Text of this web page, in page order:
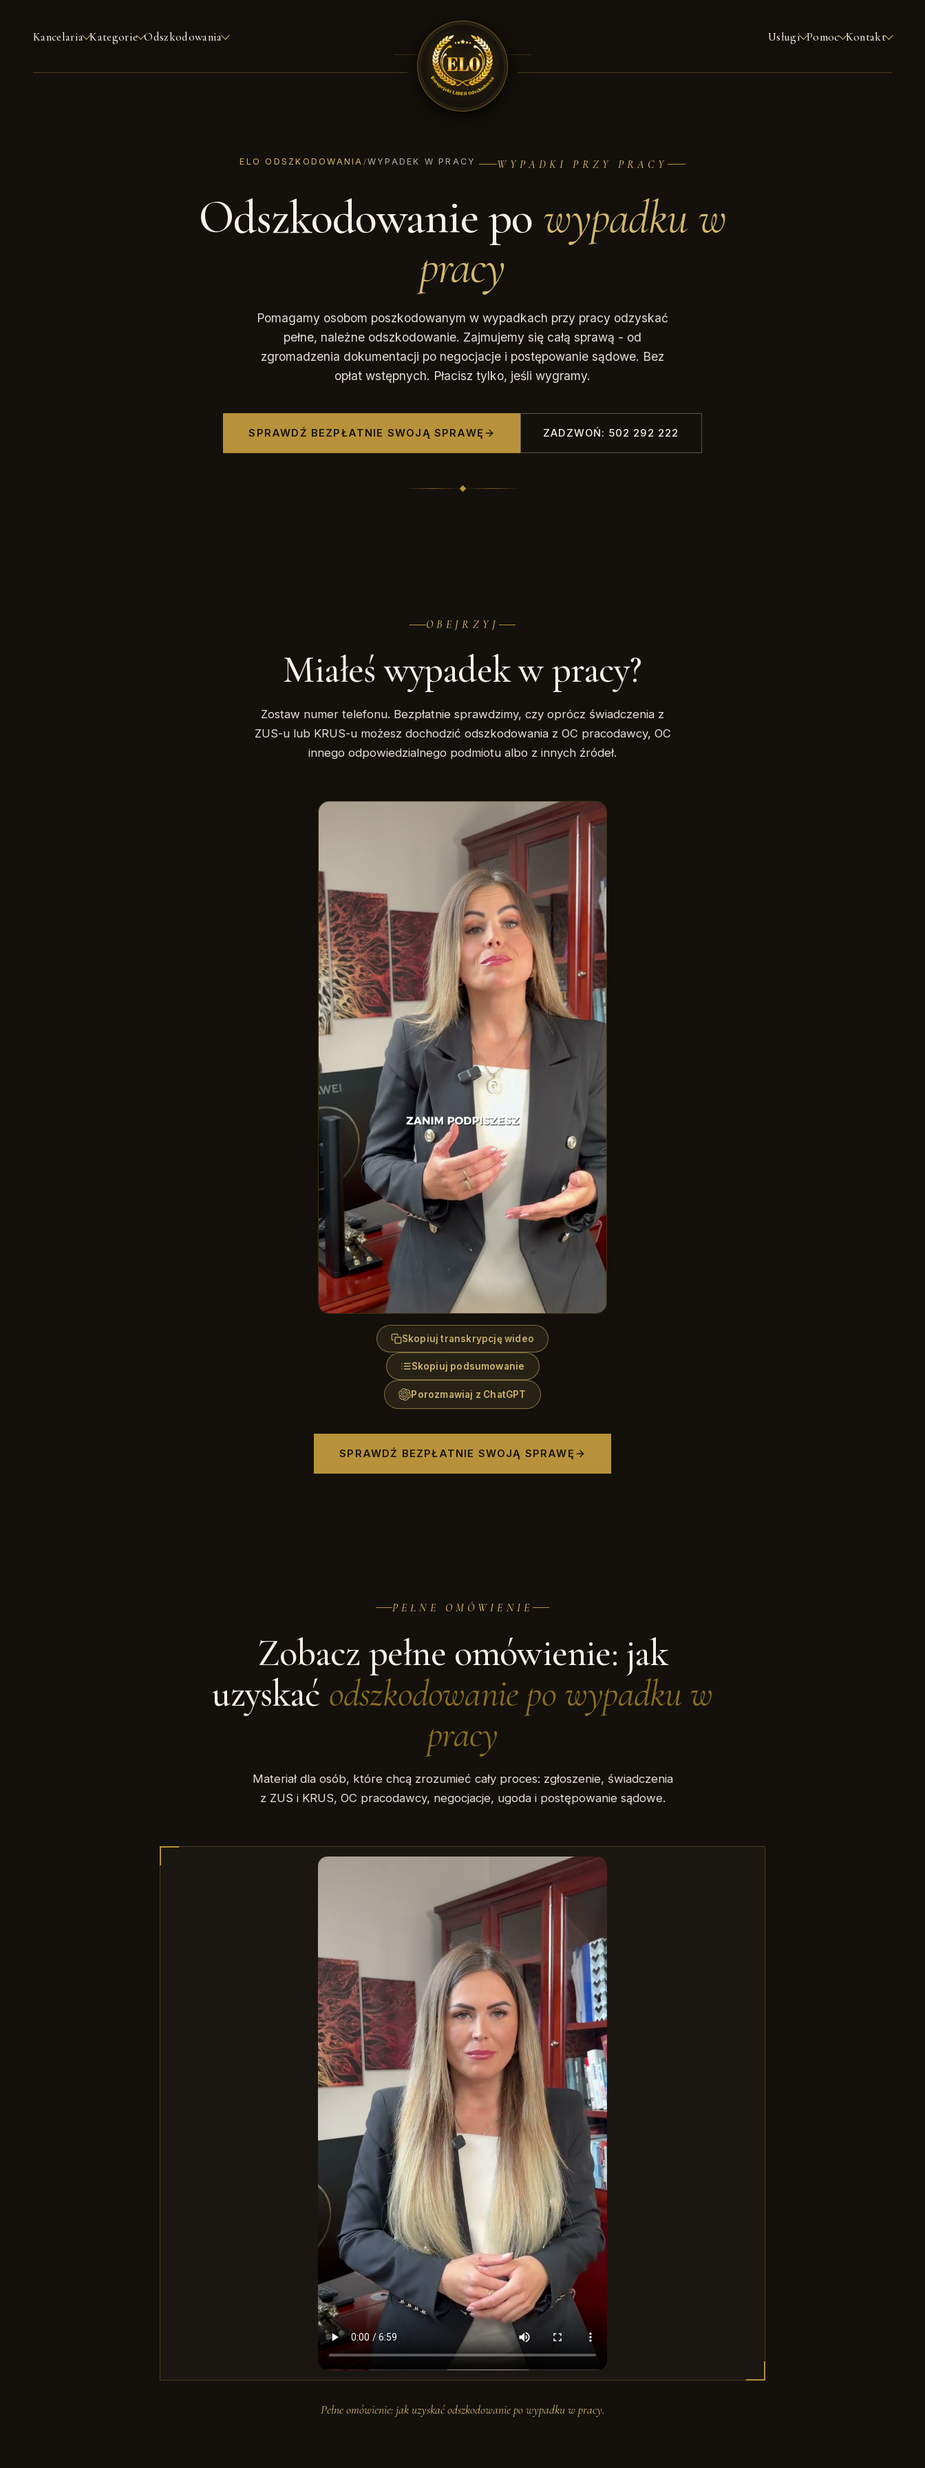
Kancelaria Kategorie Odszkodowania Usługi Pomoc Kontakt
ELO ODSZKODOWANIA /WYPADEK W PRACY WYPADKI PRZY PRACY
Odszkodowanie po wypadku w
pracy
Pomagamy osobom poszkodowanym w wypadkach przy pracy odzyskać
pełne, należne odszkodowanie. Zajmujemy się całą sprawą - od
zgromadzenia dokumentacji po negocjacje i postępowanie sądowe. Bez
opłat wstępnych. Płacisz tylko, jeśli wygramy.
SPRAWDŹ BEZPŁATNIE SWOJĄ SPRAWĘ ZADZWOŃ: 502 292 222
OBEJRZYJ
Miałeś wypadek w pracy?
Zostaw numer telefonu. Bezpłatnie sprawdzimy, czy oprócz świadczenia z
ZUS-u lub KRUS-u możesz dochodzić odszkodowania z OC pracodawcy, OC
innego odpowiedzialnego podmiotu albo z innych źródeł.
Skopiuj transkrypcję wideo
Skopiuj podsumowanie
Porozmawiaj z ChatGPT
SPRAWDŹ BEZPŁATNIE SWOJĄ SPRAWĘ
PEŁNE OMÓWIENIE
Zobacz pełne omówienie: jak
uzyskać odszkodowanie po wypadku w
pracy
Materiał dla osób, które chcą zrozumieć cały proces: zgłoszenie, świadczenia
z ZUS i KRUS, OC pracodawcy, negocjacje, ugoda i postępowanie sądowe.
Pełne omówienie: jak uzyskać odszkodowanie po wypadku w pracy.